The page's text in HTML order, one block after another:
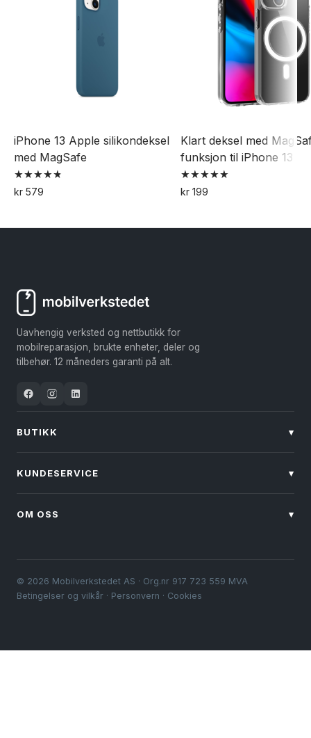
iPhone 13 Apple silikondeksel
med MagSafe
Vurdert
4.89
kr 579
produktet
Alternativene
kan
velges
på
Klart deksel med
funksjon til iPhone 13
Vurdert
5.00
kr199
Uavhengig verksted og nettbutikk for
mobilreparasjon, brukte enheter, deler og
tilbehør. 12 måneders garanti på alt.
BUTIKK ▾
KUNDESERVICE ▾
OM OSS ▾
© 2026 Mobilverkstedet AS · Org.nr 917 723 559 MVA
Betingelser og vilkår · Personvern · Cookies